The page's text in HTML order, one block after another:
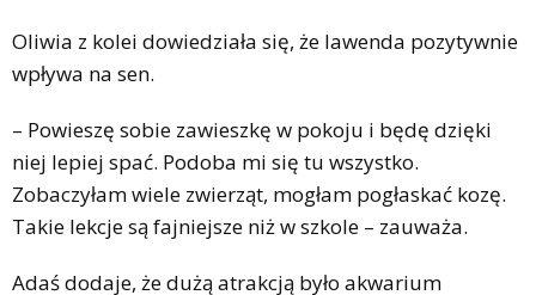
Oliwia z kolei dowiedziała się, że lawenda pozytywnie
wpływa na sen.
– Powieszę sobie zawieszkę w pokoju i będę dzięki
niej lepiej spać. Podoba mi się tu wszystko.
Zobaczyłam wiele zwierząt, mogłam pogłaskać kozę.
Takie lekcje są fajniejsze niż w szkole – zauważa.
Adaś dodaje, że dużą atrakcją było akwarium